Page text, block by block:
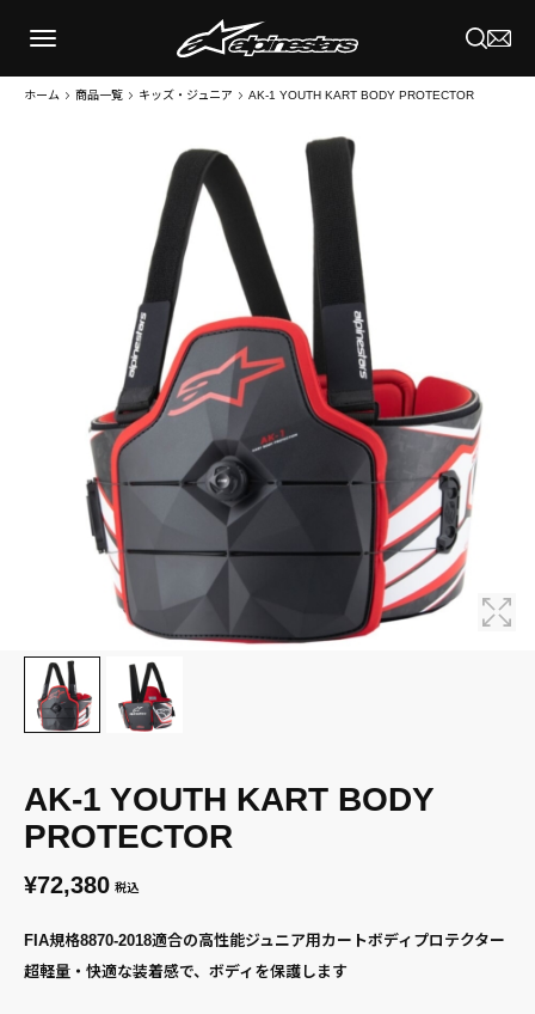
ホーム 商品一覧 キッズ・ジュニア AK-1 YOUTH KART BODY PROTECTOR
AK-1 YOUTH KART BODY
PROTECTOR
¥72,380 税込
FIA規格8870-2018適合の高性能ジュニア用カートボディプロテクター
超軽量・快適な装着感で、ボディを保護します